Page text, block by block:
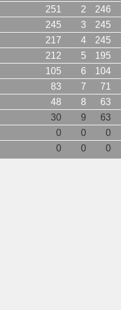
251 2 246
245 3 245
217 4 245
212 5 195
105 6 104
83 7 71
48 8 63
30 9 63
0 0 0
0 0 0